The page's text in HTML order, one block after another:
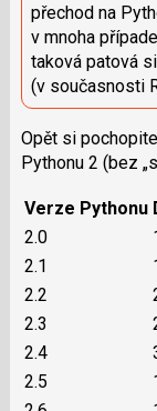
přechod na
v mnoha
taková patová
(v současnosti
Opět si
Pythonu 2 (bez
Verze Pythonu
2.0
2.1
2.2
2.3
2.4
2.5